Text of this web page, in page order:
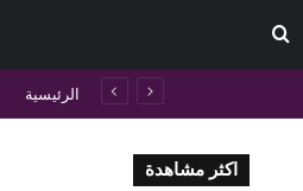
إضافة عمود جانبي
الرئيسية
اكثر مشاهدة